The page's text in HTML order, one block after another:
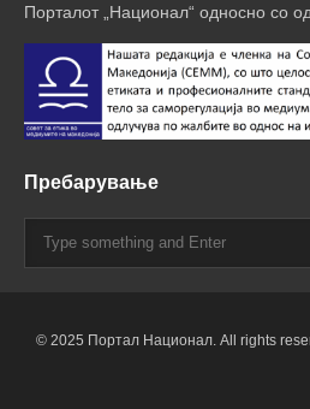
Порталот „Национал“ односно со
Пребарување
© 2025 Портал Национал. All rights